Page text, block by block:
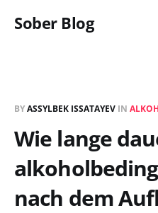
Sober Blog
BYASSYLBEK ISSATAYEV IN
Wie lange
nach dem